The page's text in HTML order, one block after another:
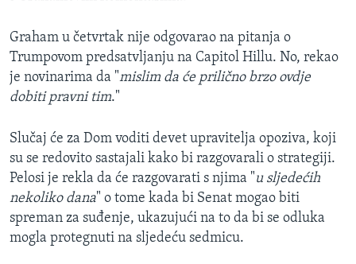
Graham u četvrtak nije odgovarao na pitanja o
Trumpovom predsatvljanju na Capitol Hillu. No, rekao
je novinarima da "mislim da će prilično brzo ovdje
dobiti pravni tim."
Slučaj će za Dom voditi devet upravitelja opoziva, koji
su se redovito sastajali kako bi razgovarali o strategiji.
Pelosi je rekla da će razgovarati s njima "u sljedećih
nekoliko dana" o tome kada bi Senat mogao biti
spreman za suđenje, ukazujući na to da bi se odluka
mogla protegnuti na sljedeću sedmicu.